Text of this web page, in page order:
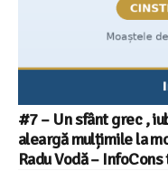
#7 – Un sfânt grec ,
aleargă mulțimile la
Radu Vodă –